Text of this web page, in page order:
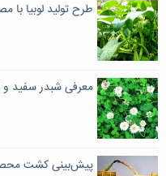
طرح‌ تولید لوبیا
معرفی شبدر سفید
پیش‌بینی کشت محصول